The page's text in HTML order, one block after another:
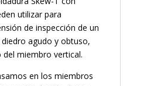
utilizar para
de inspección de un
agudo y obtuso,
miembro vertical.
en los miembros